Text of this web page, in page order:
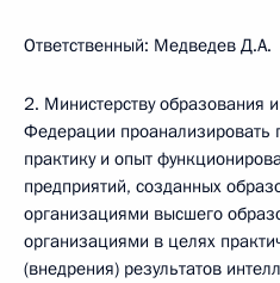
Ответственный: Медведев Д.А.
2. Министерству образования
Федерации проанализировать
практику и опыт
предприятий, созданных
организациями высшего
организациями в целях
(внедрения) результатов